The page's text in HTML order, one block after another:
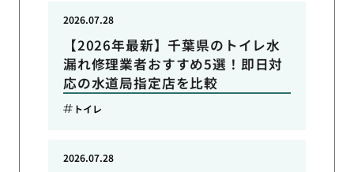
【2026年最新】千葉県のトイレ水
漏れ修理業者おすすめ5選！即日対
応の水道局指定店を比較
2026.07.28
トイレ
2026.07.28